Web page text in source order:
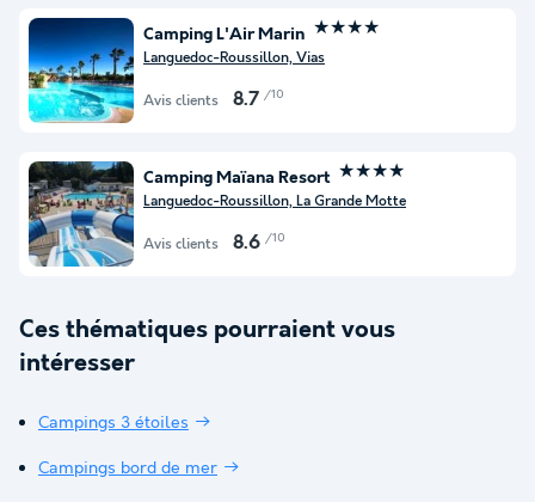
Camping L'Air Marin ★★★★
Languedoc-Roussillon, Vias
Avis clients 8.7 /10
Camping Maïana Resort ★★★★
Languedoc-Roussillon, La Grande Motte
Avis clients 8.6 /10
Ces thématiques pourraient vous
intéresser
Campings 3 étoiles
Campings bord de mer